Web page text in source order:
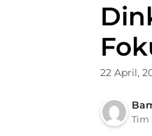
22 April,
Tim